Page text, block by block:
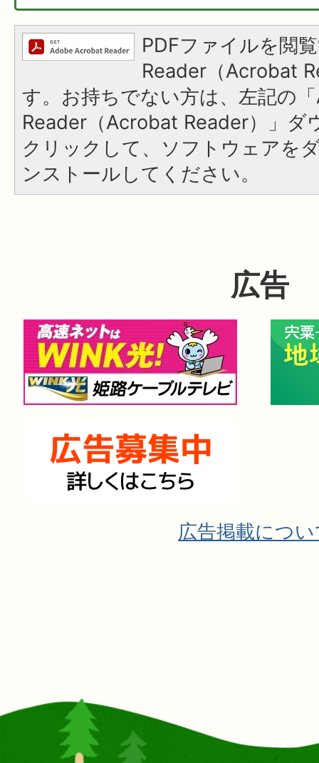
PDFファイルを閲
Reader（Acrobat
す。お持ちでない方は、左記の
Reader（Acrobat Reader）」ダ
クリックして、ソフトウェアを
ンストールしてください。
広告
広告掲載につ